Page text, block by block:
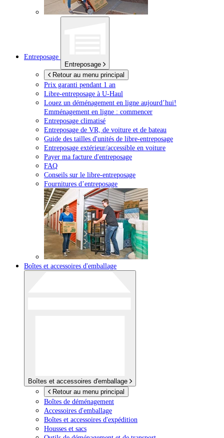
Entreposage
Entreposage
Retour au menu principal
Prix garanti pendant 1 an
Libre-entreposage à U-Haul
Louez un déménagement en ligne aujourd’hui!
Emménagement en ligne : commencer
Entreposage climatisé
Entreposage de VR, de voiture et de bateau
Guide des tailles d'unités de libre-entreposage
Entreposage extérieur/accessible en voiture
Payer ma facture d'entreposage
FAQ
Conseils sur le libre-entreposage
Fournitures d’entreposage
Boîtes et accessoires d'emballage
Boîtes et accessoires d'emballage
Retour au menu principal
Boîtes de déménagement
Accessoires d'emballage
Boîtes et accessoires d'expédition
Housses et sacs